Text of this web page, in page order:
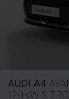
AUDI A4
120KW S